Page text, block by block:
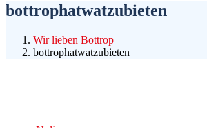
bottrophatwatzubieten
Wir lieben Bottrop
bottrophatwatzubieten